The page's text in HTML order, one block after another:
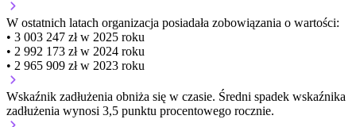
W ostatnich latach organizacja posiadała zobowiązania o wartości:
• 3 003 247 zł w 2025 roku
• 2 992 173 zł w 2024 roku
• 2 965 909 zł w 2023 roku
Wskaźnik zadłużenia obniża się w czasie. Średni spadek wskaźnika
zadłużenia wynosi 3,5 punktu procentowego rocznie.